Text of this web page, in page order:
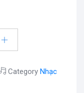
Category Nhạc